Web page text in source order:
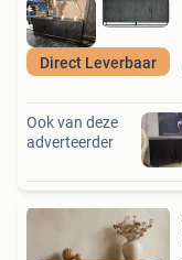
Direct Leverbaar
Ook van deze
adverteerder